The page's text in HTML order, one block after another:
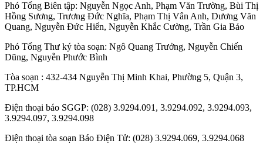
Phó Tổng Biên tập: Nguyễn Ngọc Anh, Phạm Văn Trường, Bùi Thị
Hồng Sương, Trương Đức Nghĩa, Phạm Thị Vân Anh, Dương Văn
Quang, Nguyễn Đức Hiển, Nguyễn Khắc Cường, Trần Gia Bảo
Phó Tổng Thư ký tòa soạn: Ngô Quang Trưởng, Nguyễn Chiến
Dũng, Nguyễn Phước Bình
Tòa soạn : 432-434 Nguyễn Thị Minh Khai, Phường 5, Quận 3,
TP.HCM
Điện thoại báo SGGP: (028) 3.9294.091, 3.9294.092, 3.9294.093,
3.9294.097, 3.9294.098
Điện thoại tòa soạn Báo Điện Tử: (028) 3.9294.069, 3.9294.068